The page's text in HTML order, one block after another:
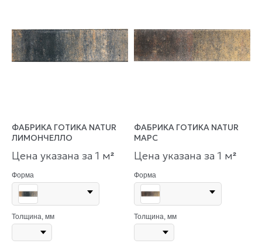
ФАБРИКА ГОТИКА NATUR
ЛИМОНЧЕЛЛО
Цена указана за 1 м²
Форма
Толщина, мм
ФАБРИКА ГОТИКА NATUR
МАРС
Цена указана за 1 м²
Форма
Толщина, мм